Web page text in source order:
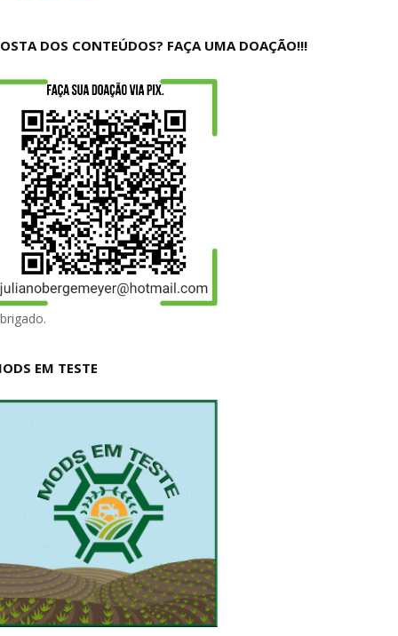
DOS CONTEÚDOS? FAÇA UMA DOAÇÃO!!!
EM TESTE